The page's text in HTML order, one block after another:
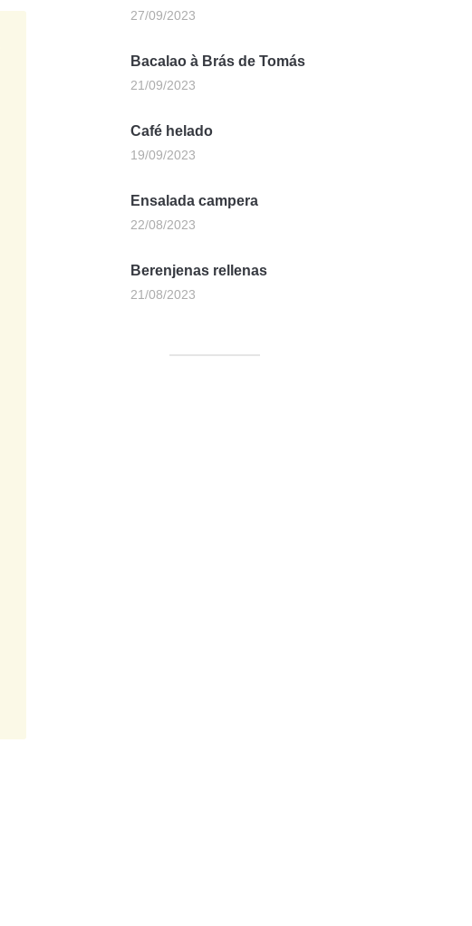
27/09/2023
Bacalao à Brás de Tomás
21/09/2023
Café helado
19/09/2023
Ensalada campera
22/08/2023
Berenjenas rellenas
21/08/2023